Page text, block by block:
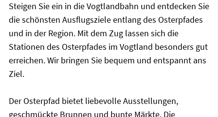
Steigen Sie ein in die Vogtlandbahn und entdecken Sie
die schönsten Ausflugsziele entlang des Osterpfades
und in der Region. Mit dem Zug lassen sich die
Stationen des Osterpfades im Vogtland besonders gut
erreichen. Wir bringen Sie bequem und entspannt ans
Ziel.
Der Osterpfad bietet liebevolle Ausstellungen,
geschmückte Brunnen und bunte Märkte. Die